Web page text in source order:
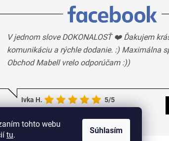
tohto webu
tu. Súhlasím
V jednom slove DOKONALOSŤ ❤️ Ďakujem
komunikáciu a rýchle dodanie. :) Maximálna
Obchod Mabell vrelo odporúčam :))
Ivka H. 5/5